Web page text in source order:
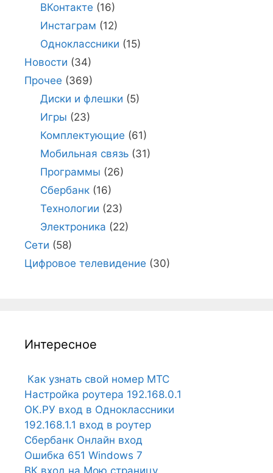
ВКонтакте (16)
Инстаграм (12)
Одноклассники (15)
Новости (34)
Прочее (369)
Диски и флешки (5)
Игры (23)
Комплектующие (61)
Мобильная связь(31)
Программы (26)
Сбербанк(16)
Технологии (23)
Электроника (22)
Сети (58)
Цифровое телевидение (30)
Интересное
Как узнать свой номер МТС
Настройка роутера 192.168.0.1
ОК.РУ вход в Одноклассники
192.168.1.1 вход в роутер
Сбербанк Онлайн вход
Ошибка 651 Windows 7
ВК вход на Мою страницу